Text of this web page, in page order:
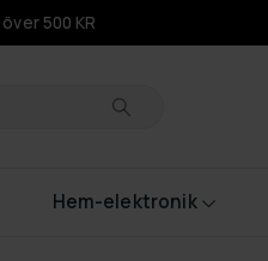
500 KR
Hem-elektronik